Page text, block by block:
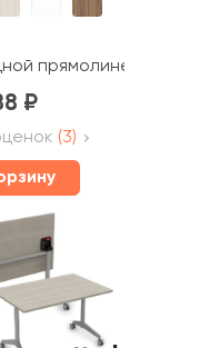
прямолинейный стол
(3)